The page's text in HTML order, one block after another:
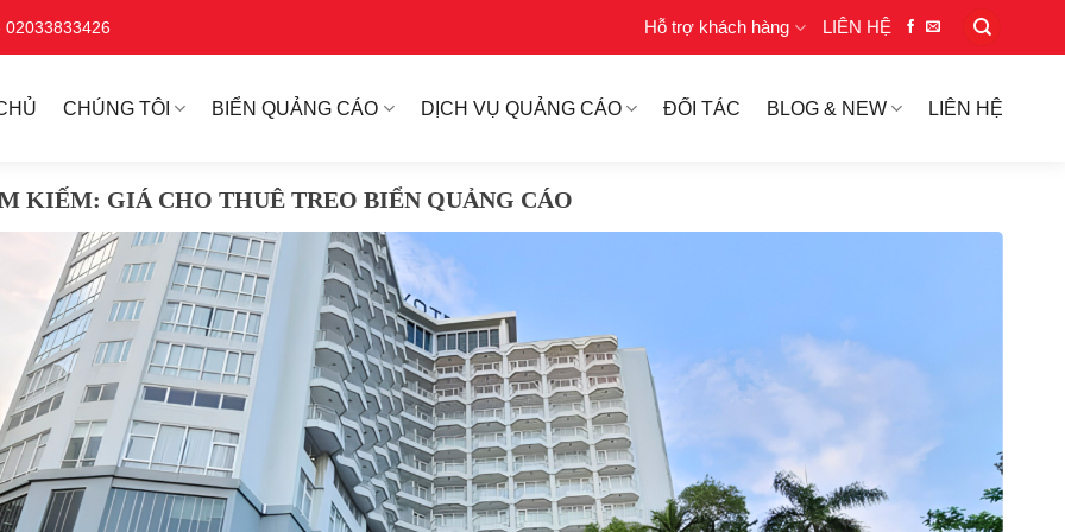
02033833426 Hỗ trợ khách hàng LIÊN HỆ
CHÚNG TÔI BIỂN QUẢNG CÁO DỊCH VỤ QUẢNG CÁO ĐỐI TÁC BLOG & NEW LIÊN HỆ
KIẾM: GIÁ CHO THUÊ TREO BIỂN QUẢNG CÁO